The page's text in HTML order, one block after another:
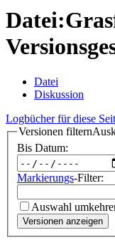
Datei
Diskussion
Logbücher für diese
Versionen filtern
Bis Datum:
Markierungs-Filter:
Auswahl
Versionen anzeigen